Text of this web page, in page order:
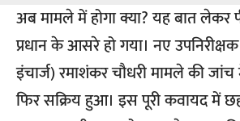
अब मामले में होगा क्या? यह बात लेकर
प्रधान के आसरे हो गया। नए
इंचार्ज) रमाशंकर चौधरी मामले की जांच
फिर सक्रिय हुआ। इस पूरी कवायद में